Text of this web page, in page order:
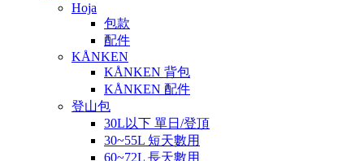
Hoja
包款
配件
KÅNKEN
KÅNKEN 背包
KÅNKEN 配件
登山包
30L以下 單日/登頂
30~55L 短天數用
60~72L 長天數用